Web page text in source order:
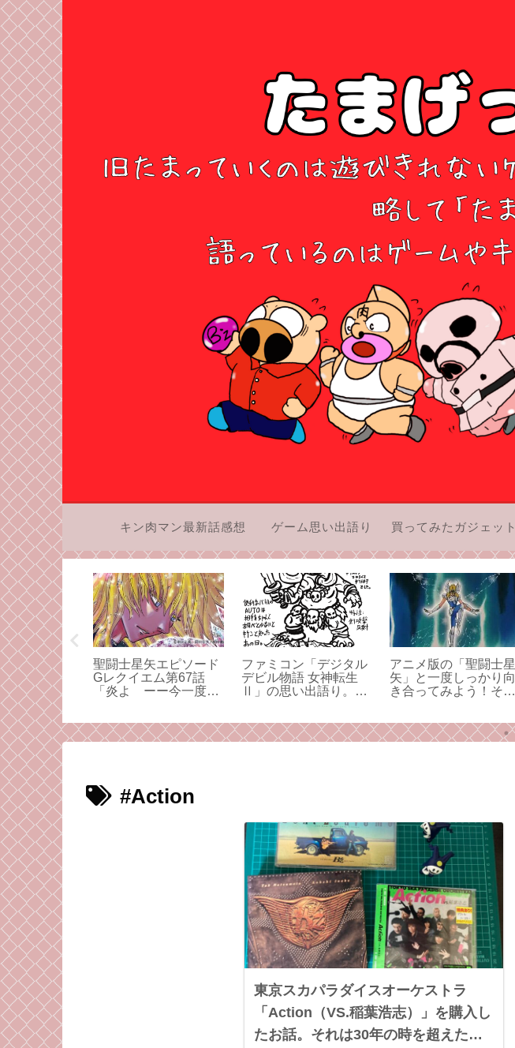
キン肉マン最新話感想 ゲーム思い出語り
第500話
く明るい未
想・この
い未来を本
たい、今後
ンとこのブ
聖闘士星矢エピソード
Gレクイエム第67話
「炎よ ーー今一度ー
かもしれない
ファミコン「デジタル
デビル物語 女神転生
Ⅱ」の思い出語り。僕
ゲームのお話。
アニメ版の「聖闘士星
矢」と一度しっかり向
き合ってみよう！その
#Action
東京スカパラダイスオーケストラ
「Action（VS.稲葉浩志）」を購入し
たお話。それは30年の時を超えた